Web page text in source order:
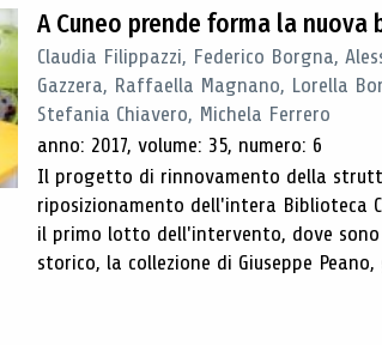
A Cuneo prende forma la nuova
Claudia Filippazzi, Federico Borgna,
Gazzera, Raffaella Magnano, Lorella
Stefania Chiavero, Michela Ferrero
anno: 2017, volume: 35, numero: 6
Il progetto di rinnovamento della
riposizionamento dell'intera Biblioteca
il primo lotto dell'intervento, dove
storico, la collezione di Giuseppe